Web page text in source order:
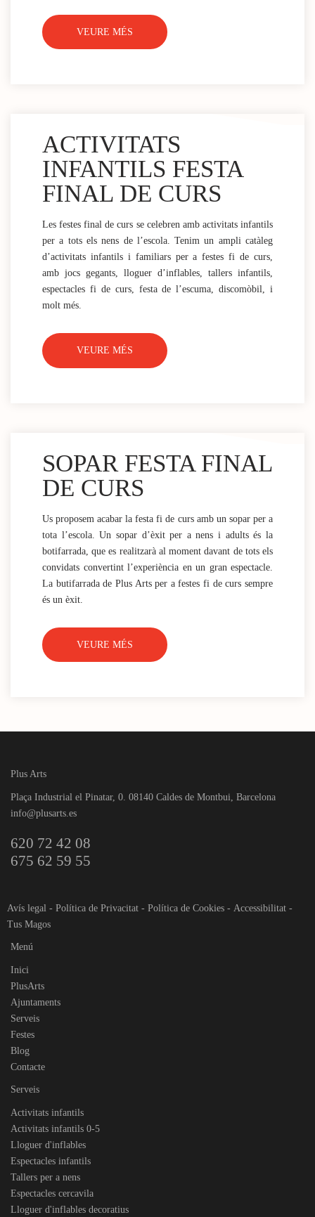
VEURE MÉS
ACTIVITATS
INFANTILS FESTA
FINAL DE CURS
Les festes final de curs se celebren amb activitats infantils
per a tots els nens de l’escola. Tenim un ampli catàleg
d’activitats infantils i familiars per a festes fi de curs,
amb jocs gegants, lloguer d’inflables, tallers infantils,
espectacles fi de curs, festa de l’escuma, discomòbil, i
molt més.
VEURE MÉS
SOPAR FESTA FINAL
DE CURS
Us proposem acabar la festa fi de curs amb un sopar per a
tota l’escola. Un sopar d’èxit per a nens i adults és la
botifarrada, que es realitzarà al moment davant de tots els
convidats convertint l’experiència en un gran espectacle.
La butifarrada de Plus Arts per a festes fi de curs sempre
és un èxit.
VEURE MÉS
Plus Arts
Plaça Industrial el Pinatar, 0. 08140 Caldes de Montbui, Barcelona
info@plusarts.es
620 72 42 08
675 62 59 55
Avís legal - Política de Privacitat - Política de Cookies - Accessibilitat -
Tus Magos
Menú
Inici
PlusArts
Ajuntaments
Serveis
Festes
Blog
Contacte
Serveis
Activitats infantils
Activitats infantils 0-5
Lloguer d'inflables
Espectacles infantils
Tallers per a nens
Espectacles cercavila
Lloguer d'inflables decoratius